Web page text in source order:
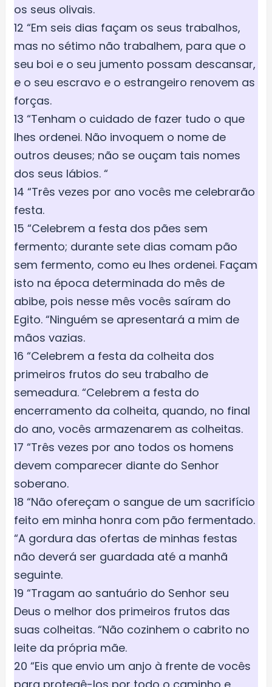
os seus olivais.
12 “Em seis dias façam os seus trabalhos,
mas no sétimo não trabalhem, para que o
seu boi e o seu jumento possam descansar,
e o seu escravo e o estrangeiro renovem as
forças.
13 “Tenham o cuidado de fazer tudo o que
lhes ordenei. Não invoquem o nome de
outros deuses; não se ouçam tais nomes
dos seus lábios. “
14 “Três vezes por ano vocês me celebrarão
festa.
15 “Celebrem a festa dos pães sem
fermento; durante sete dias comam pão
sem fermento, como eu lhes ordenei. Façam
isto na época determinada do mês de
abibe, pois nesse mês vocês saíram do
Egito. “Ninguém se apresentará a mim de
mãos vazias.
16 “Celebrem a festa da colheita dos
primeiros frutos do seu trabalho de
semeadura. “Celebrem a festa do
encerramento da colheita, quando, no final
do ano, vocês armazenarem as colheitas.
17 “Três vezes por ano todos os homens
devem comparecer diante do Senhor
soberano.
18 “Não ofereçam o sangue de um sacrifício
feito em minha honra com pão fermentado.
“A gordura das ofertas de minhas festas
não deverá ser guardada até a manhã
seguinte.
19 “Tragam ao santuário do Senhor seu
Deus o melhor dos primeiros frutos das
suas colheitas. “Não cozinhem o cabrito no
leite da própria mãe.
20 “Eis que envio um anjo à frente de vocês